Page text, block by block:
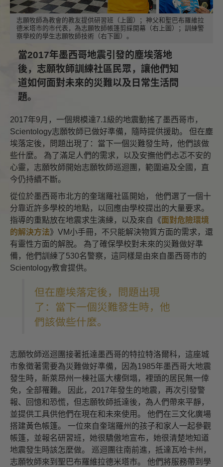
志願牧師為教會的教友提供研習班（上圖）；神父和聖巴布羅維拉
德米塔市的市代表，為志願牧師帳篷剪綵開幕（右上圖）；訓練警
察學校的學生志願牧師技術（右下圖）。
當2017年墨西哥地震引發的塵埃落地
後，志願牧師訓練社區民眾，讓他們知
道如何面對未來的災難以及日常生活問
題。
2017年9月，一個規模達7.1級的地震動搖了墨西哥市，
Scientology志願牧師已做好準備，隨時提供援助。 但在塵
埃落定後，問題出現了：當下一個災難發生時，他們該做
些什麼。 為了滿足人們的需求，以及安撫他們忐忑不安的
心靈，志願牧師開始志願牧師巡迴團，範圍遍及全國，直
今仍持續不斷。
從位於墨西哥市北方的奎瑞羅社區開始， 他們選了一個十
分靠近許多學校的地點，以回應由學校提出的大量要求。
指導的重點放在地震求生演練，以及來自《面對危險環境
的解決方法》VM小手冊，不只能解決物質方面的需求，還
有靈性方面的解脫。 為了確保學校對未來的災難做好準
備，他們訓練了530名警察，這同樣是由來自墨西哥市的
Scientology教會提供。
但在塵埃落定後，問題出現
了：當下一個災難發生時，他
們該做些什麼。
志願牧師巡迴團接著抵達墨西哥的特拉特洛爾科，這座城
市象徵著需要為災難做好準備，因為1985年墨西哥大地震
發生時，新萊昂州一棟社區大樓倒塌，裡頭的居民無一倖
免，全部罹難。 因此，2017年發生的地震，再次引發警
報、回憶和恐慌，但志願牧師抵達後，為人們帶來平靜，
並提供工具供他們在現在和未來使用。 他們在三文化廣場
搭建黃色帳篷。 一位來自奎瑞羅州的孩子和家人一起參觀
帳篷，並報名研習班，她很驕傲地宣布，她很清楚地知道
地震發生時該怎麼做。 巡迴團往南前進，抵達瓦哈卡州，
志願牧師來到聖巴布羅維拉德米塔市。 他們將服務帶到學